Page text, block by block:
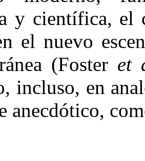
y científica, el
el nuevo
(Foster et
incluso, en
anecdótico,